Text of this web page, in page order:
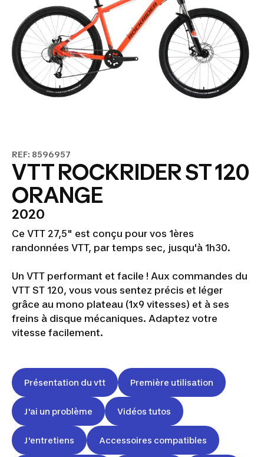
REF: 8596957
VTT ROCKRIDER ST 120
ORANGE
2020
Ce VTT 27,5" est conçu pour vos 1ères
randonnées VTT, par temps sec, jusqu'à 1h30.
Un VTT performant et facile ! Aux commandes du
VTT ST 120, vous vous sentez précis et léger
grâce au mono plateau (1x9 vitesses) et à ses
freins à disque mécaniques. Adaptez votre
vitesse facilement.
Présentation du vtt Première utilisation
J'ai un problème Vidéos tutos
J'entretiens Accessoires compatibles